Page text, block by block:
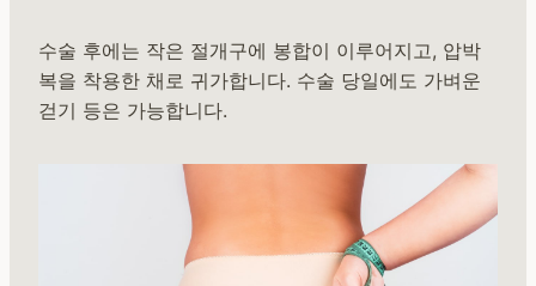
수술 후에는 작은 절개구에 봉합이 이루어지고, 압박
복을 착용한 채로 귀가합니다. 수술 당일에도 가벼운
걷기 등은 가능합니다.